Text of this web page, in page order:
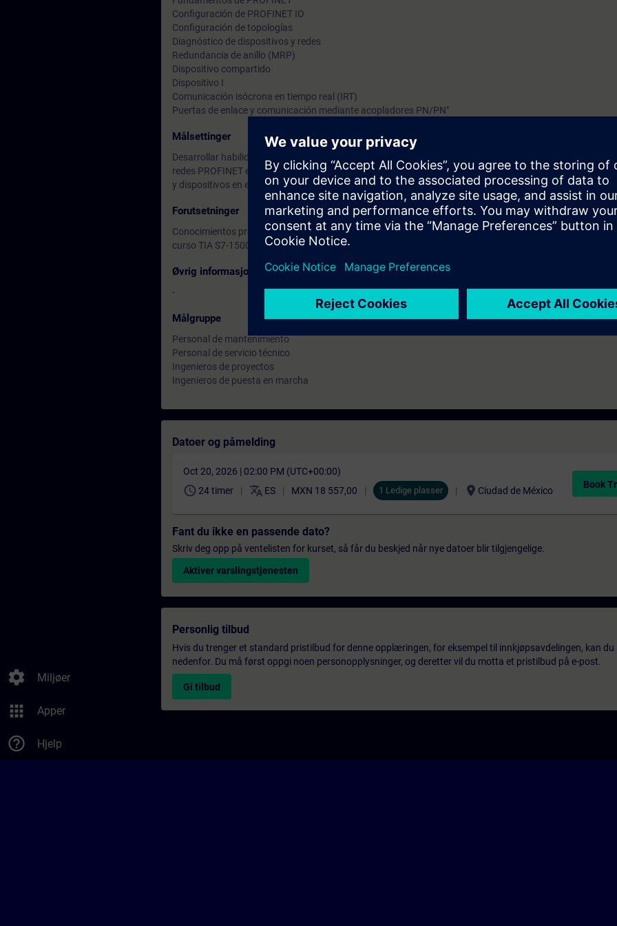
settings Miljøer
apps Apper
help_outline Hjelp
Configuración de PROFINET IO
Configuración de topologías
Diagnóstico de dispositivos y redes
Redundancia de anillo (MRP)
Dispositivo compartido
Dispositivo I
Comunicación isócrona en tiempo real (IRT)
Puertas de enlace y comunicación mediante acopladores PN/PN"
Målsettinger
Desarrollar habilidades para la configuración, diseño y diagnóstico de en
redes PROFINET en STEP 7 TIA Portal, mediante la interconexión de PLCs
y dispositivos en el envío y recepción de datos.
Forutsetninger
Conocimientos previos en programación y puesta en marcha de controladores SIMATIC en S7 TIA Portal,
curso TIA S7-1500 – Nivel 1 [TIA-PRO1].
Øvrig informasjon
-
Målgruppe
Personal de mantenimiento
Personal de servicio técnico
Ingenieros de proyectos
Ingenieros de puesta en marcha
Datoer og påmelding
Oct 20, 2026 | 02:00 PM (UTC+00:00)
schedule 24 timer translate ES MXN 18 557,00 1 Ledige plasser location_on Ciudad de México
Book
Fant du ikke en passende dato?
Skriv deg opp på ventelisten for kurset, så får du beskjed når nye datoer blir tilgjengelige.
Aktiver varslingstjenesten
Personlig tilbud
Hvis du trenger et standard pristilbud for denne opplæringen, for eksempel til innkjøpsavdelingen, kan du
nedenfor. Du må først oppgi noen personopplysninger, og deretter vil du motta et pristilbud på e-post.
Gi tilbud